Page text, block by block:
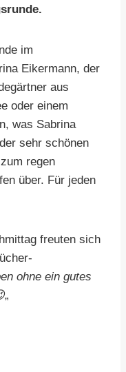
im
Eikermann, der
aus
oder einem
was Sabrina
sehr schönen
regen
über. Für jeden
freuten sich
ohne ein gutes
„